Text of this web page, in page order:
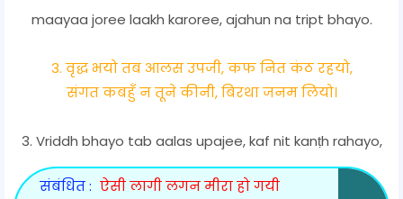
maayaa joree laakh karoree, ajahun na tript bhayo.
3. वृद्ध भयो तब आलस उपजी, कफ नित कंठ रहयो,
संगत कबहुँ न तूने कीनी, बिरथा जनम लियो।
3. Vriddh bhayo tab aalas upajee, kaf nit kanṭh rahayo,
संबंधित : ऐसी लागी लगन मीरा हो गयी